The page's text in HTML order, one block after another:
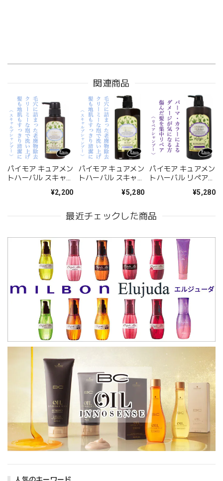
関連商品
パイモア キュアメン
トハーバル スキャル
ンプー 300ml--¥2,200
パイモア キュアメン
トハーバル スキャル
ンプー 1000ml--¥5,280
パイモア キュアメン
トハーバル リペアリ
¥5,280
最近チェックした商品